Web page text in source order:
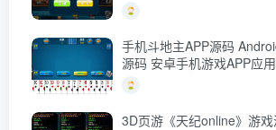
手机斗地主APP源码
源码 安卓手机游戏APP应
3D页游《天纪online》游